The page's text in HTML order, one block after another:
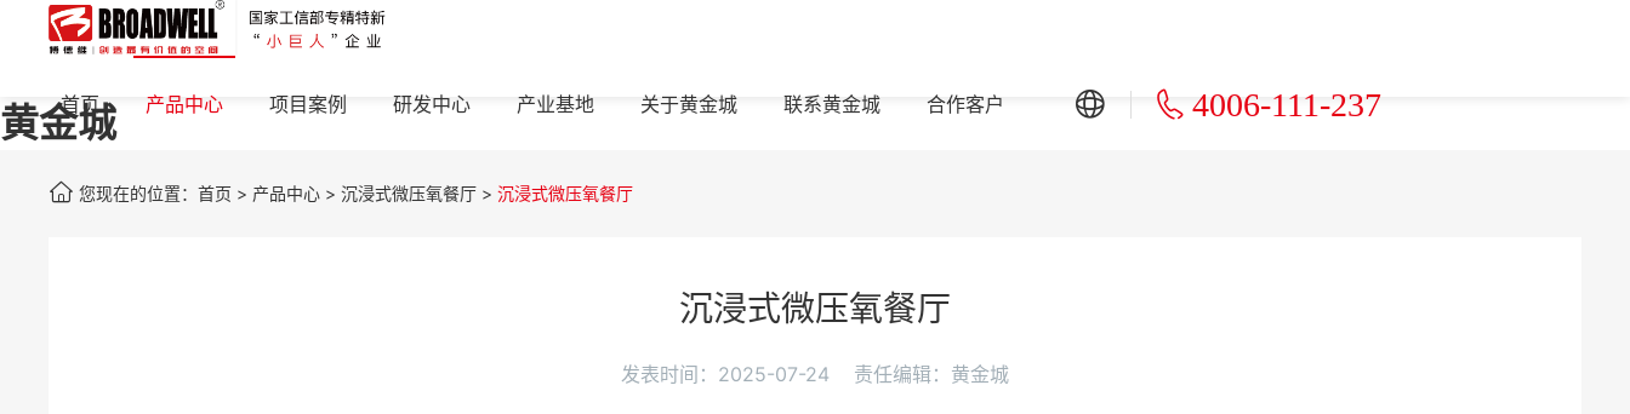
黄金城
首页 产品中心 项目案例 研发中心 产业基地 关于黄金城 联系黄金城 合作客户 4006-111-237
您现在的位置：首页 > 产品中心 >沉浸式微压氧餐厅 >沉浸式微压氧餐厅
沉浸式微压氧餐厅
发表时间：2025-07-24 责任编辑：黄金城